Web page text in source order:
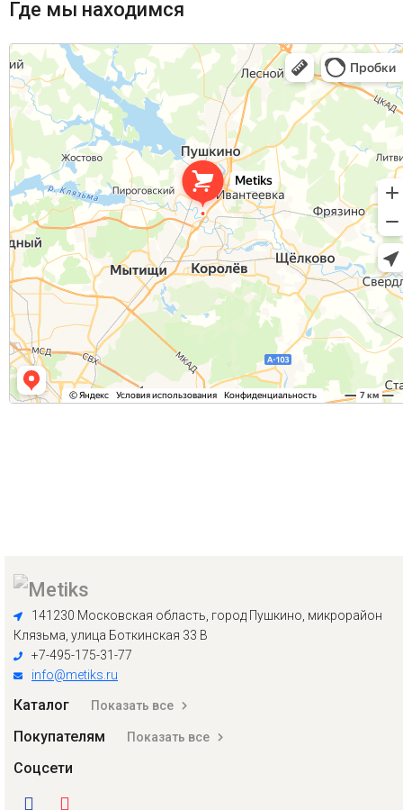
Где мы находимся
141230 Московская область, город Пушкино, микрорайон
Клязьма, улица Боткинская 33 В
+7-495-175-31-77
info@metiks.ru
Каталог Показать все
Покупателям Показать все
Соцсети